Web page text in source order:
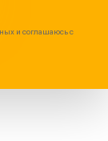
и соглашаюсь с